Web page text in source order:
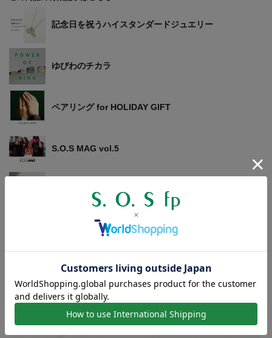
記念日を祝うハイスタンダードジュエリー
ゆびわのチカラ
ペアリング for HOLIDAY GIFT
S.O.S MAG vol.5
幸せがリンクするジュエリー
サイズの比較